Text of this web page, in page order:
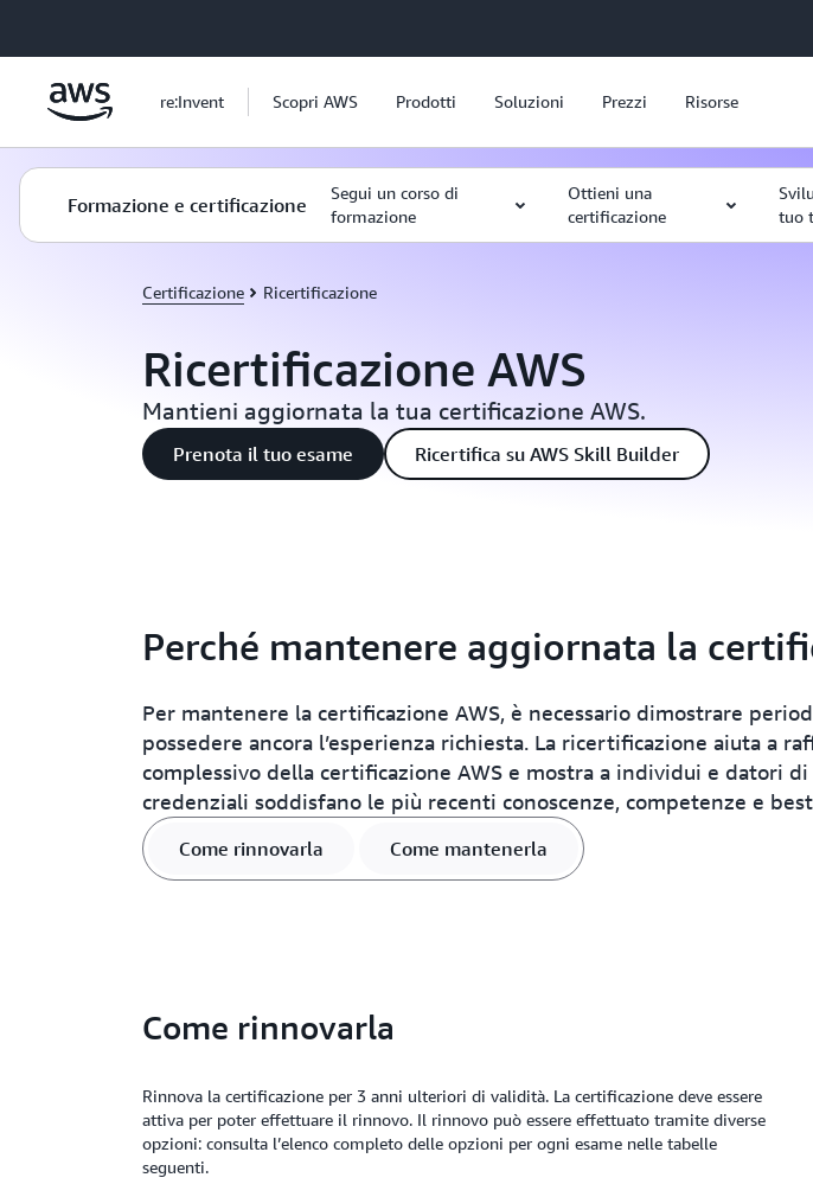
re:Invent Scopri AWS Prodotti Soluzioni Prezzi Risorse
Formazione e certificazione
Segui un corso di
formazione
Ottieni una
certificazione
tuo
Certificazione Ricertificazione
Ricertificazione AWS
Mantieni aggiornata la tua certificazione AWS.
Prenota il tuo esame Ricertifica su AWS Skill Builder
Perché mantenere aggiornata la
Per mantenere la certificazione AWS, è necessario dimostrare
possedere ancora l’esperienza richiesta. La ricertificazione aiuta a
complessivo della certificazione AWS e mostra a individui e datori
credenziali soddisfano le più recenti conoscenze, competenze e
Come rinnovarla Come mantenerla
Come rinnovarla
Rinnova la certificazione per 3 anni ulteriori di validità. La certificazione deve essere
attiva per poter effettuare il rinnovo. Il rinnovo può essere effettuato tramite diverse
opzioni: consulta l’elenco completo delle opzioni per ogni esame nelle tabelle
seguenti.